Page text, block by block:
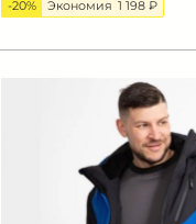
-20% Экономия 1 198 ₽